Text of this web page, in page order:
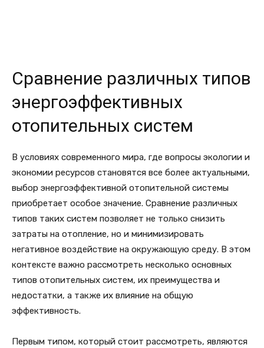
Сравнение различных типов
энергоэффективных
отопительных систем
В условиях современного мира, где вопросы экологии и
экономии ресурсов становятся все более актуальными,
выбор энергоэффективной отопительной системы
приобретает особое значение. Сравнение различных
типов таких систем позволяет не только снизить
затраты на отопление, но и минимизировать
негативное воздействие на окружающую среду. В этом
контексте важно рассмотреть несколько основных
типов отопительных систем, их преимущества и
недостатки, а также их влияние на общую
эффективность.
Первым типом, который стоит рассмотреть, являются